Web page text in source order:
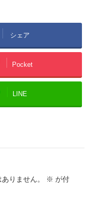
シェア
Pocket
LINE
りません。 ※ が付